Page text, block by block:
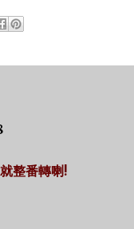
整番轉喇!